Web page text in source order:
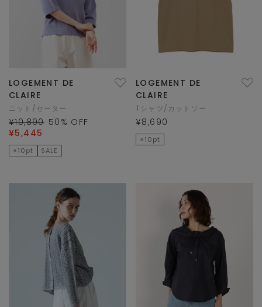
LOGEMENT DE
CLAIRE
ニット/セーター
¥10,890 50 % OFF
¥5,445
×10pt SALE
LOGEMENT DE
CLAIRE
Tシャツ/カットソー
¥8,690
×10pt